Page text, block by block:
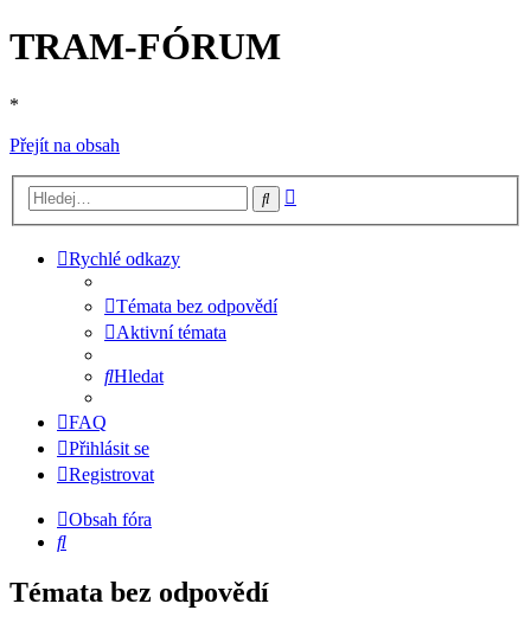
TRAM-FÓRUM
*
Přejít na obsah
Hledat
Rychlé odkazy
Témata bez odpovědí
Aktivní témata
Hledat
FAQ
Přihlásit se
Registrovat
Obsah fóra
Hledat
Témata bez odpovědí